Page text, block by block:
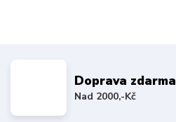
Doprava zdarma
Nad 2000,-Kč